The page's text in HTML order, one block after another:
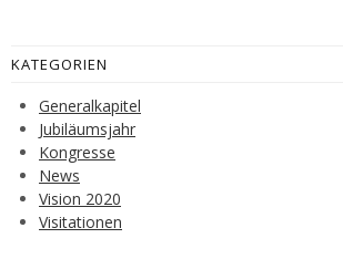
KATEGORIEN
Generalkapitel
Jubiläumsjahr
Kongresse
News
Vision 2020
Visitationen